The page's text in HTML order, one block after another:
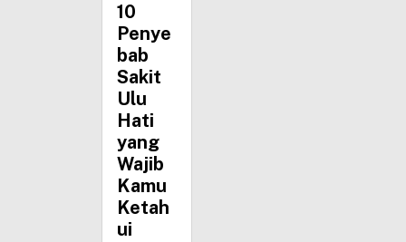
10
Penye
bab
Sakit
Ulu
Hati
yang
Wajib
Kamu
Ketah
ui